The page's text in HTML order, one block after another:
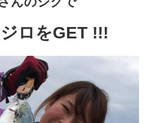
ロをGET !!!